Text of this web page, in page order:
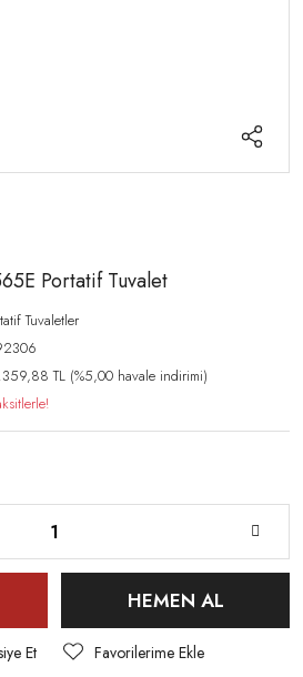
Portatif Tuvalet
Tuvaletler
TL (%5,00 havale indirimi)
HEMEN AL
Et